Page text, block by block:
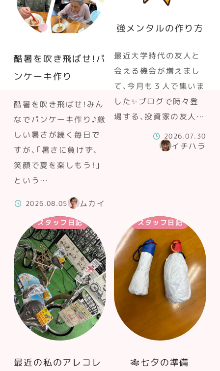
酷暑を吹き飛ばせ！パ
ンケーキ作り
酷暑を吹き飛ばせ！みん
なでパンケーキ作り♪厳
しい暑さが続く毎日で
すが、「暑さに負けず、
笑顔で夏を楽しもう！」
という…
2026.08.05 ムカイ
強メンタルの作り方
最近大学時代の友人と
会える機会が増えまし
て、今月も３人で集いま
した✨ブログで時々登
場する、投資家の友人…
2026.07.30
イチハラ
スタッフ日記
最近の私のアレコレ
スタッフ日記
🎋七夕の準備